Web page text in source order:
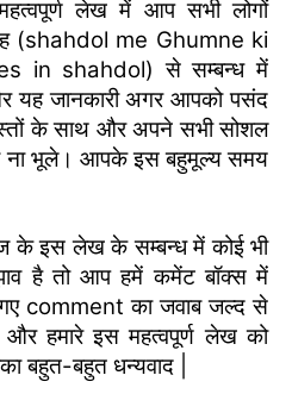
लेख में आप सभी लोगों
(shahdol me Ghumne ki
in shahdol) से सम्बन्ध में
यह जानकारी अगर आपको पसंद
के साथ और अपने सभी सोशल
ना भूले। आपके इस बहुमूल्य समय
इस लेख के सम्बन्ध में कोई भी
है तो आप हमें कमेंट बॉक्स में
गए comment का जवाब जल्द से
हमारे इस महत्वपूर्ण लेख को
बहुत-बहुत धन्यवाद |